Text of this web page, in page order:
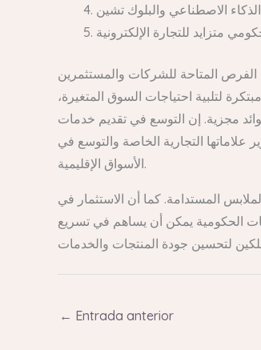
الفرص المتاحة للشركات والمستثمرين
لتلبية احتياجات السوق المتغيرة،
مجزية. إن التوسع في تقديم خدمات
التجارية الخاصة والتوسع في
الأسواق الإقليمية.
المستدامة. كما أن الاستثمار في
الحكومية يمكن أن يساهم في تسريع
← Entrada anterior